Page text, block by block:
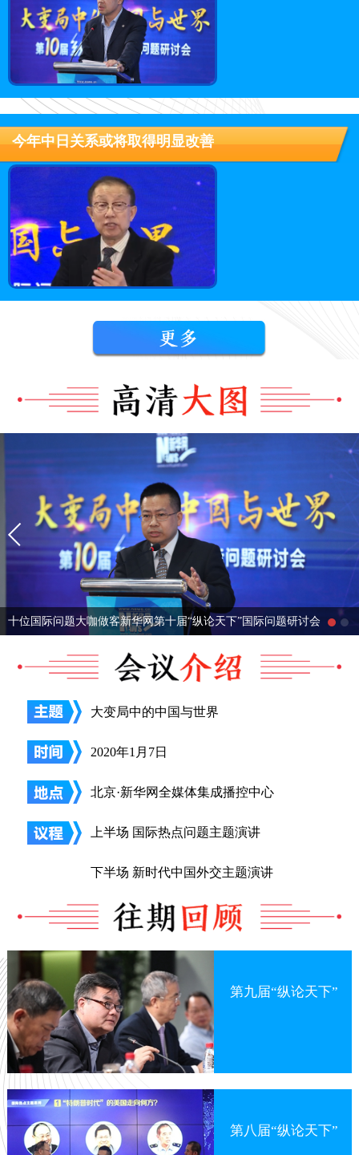
今年中日关系或将取得明显改善
十位国际问题大咖做客新华网第十届“纵论天下”国际问题研讨会
大变局中的中国与世界
2020年1月7日
北京·新华网全媒体集成播控中心
上半场 国际热点问题主题演讲
下半场 新时代中国外交主题演讲
第九届“纵论天下”
第八届“纵论天下”